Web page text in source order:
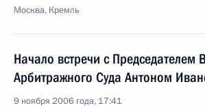
Москва, Кремль
Начало встречи с Председателем
Арбитражного Суда Антоном
9 ноября 2006 года, 17:41